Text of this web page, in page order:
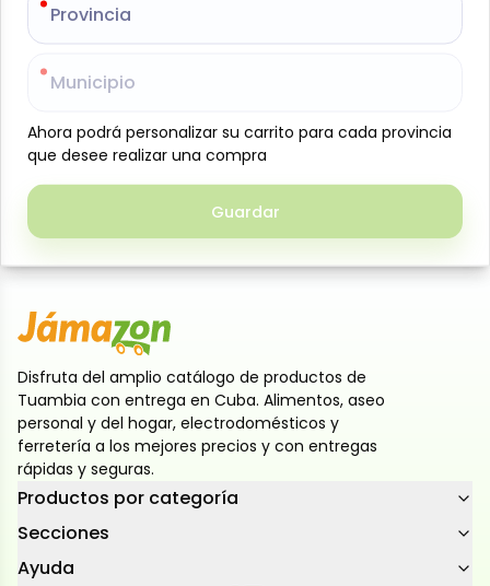
La salsa de tomate boloñesa Val en pouch, 240 g, es
la combinación perfecta de tomates maduros y
especias para un sabor auténtico. Ideal para
acompañar pastas, lasañas, pizzas o como base de
guisos, su práctico envase permite servir fácilmente
y conservar toda su frescura hasta el momento de
Disfruta del amplio catálogo de productos de
Tuambia con entrega en Cuba. Alimentos, aseo
personal y del hogar, electrodomésticos y
ferretería a los mejores precios y con entregas
rápidas y seguras.
Productos por categoría
Secciones
Ayuda
Provincia
Municipio
Ahora podrá personalizar su carrito para cada provincia
que desee realizar una compra
Guardar
Provincia
Municipio
Ahora podrá personalizar su carrito para cada provincia
que desee realizar una compra
Guardar